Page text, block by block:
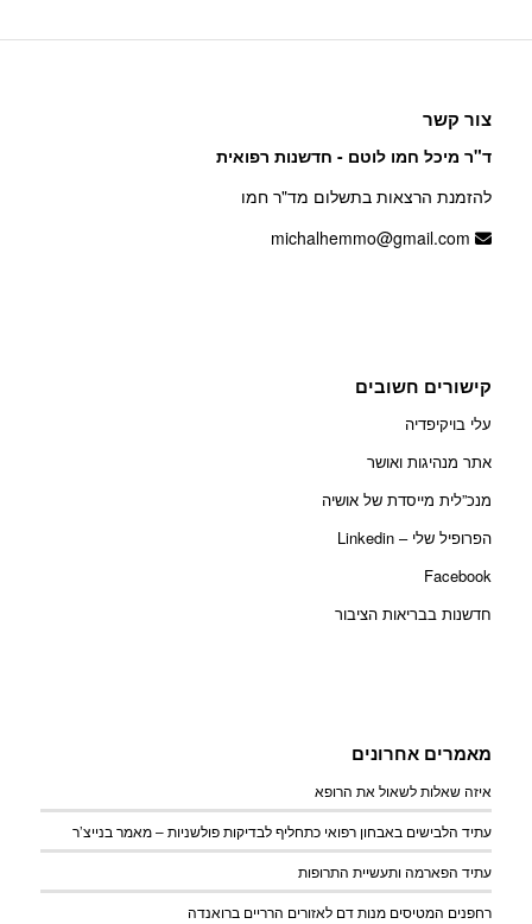
צור קשר
ד"ר מיכל חמו לוטם - חדשנות רפואית
להזמנת הרצאות בתשלום מד"ר חמו
michalhemmo@gmail.com
קישורים חשובים
עלי בויקיפדיה
אתר מנהיגות ואושר
מנכ”לית מייסדת של אושיה
הפרופיל שלי – Linkedin
Facebook
חדשנות בבריאות הציבור
מאמרים אחרונים
איזה שאלות לשאול את הרופא
עתיד הלבישים באבחון רפואי כתחליף לבדיקות פולשניות – מאמר בנייצ’ר
עתיד הפארמה ותעשיית התרופות
רחפנים המטיסים מנות דם לאזורים הרריים ברואנדה